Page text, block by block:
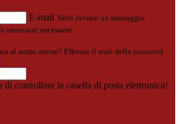
E-mail Verrà inviato un messaggio
istruzioni necessarie.
al nome utente? Effettua il reset della password
di controllare la casella di posta elettronica!